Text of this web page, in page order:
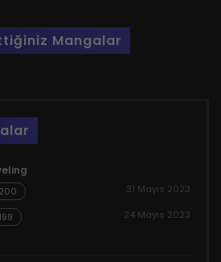
Mangalar
31 Mayıs 2023
24 Mayıs 2023